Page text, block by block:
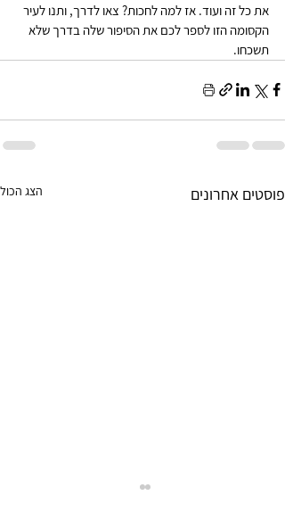
את כל זה ועוד. אז למה לחכות? צאו לדרך, ותנו לעיר
הקסומה הזו לספר לכם את הסיפור שלה בדרך שלא
תשכחו.
פוסטים אחרונים הצג הכול